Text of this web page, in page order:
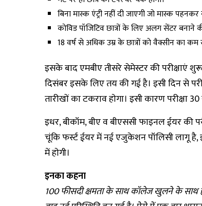
बिना मास्क एंट्री नहीं दी जाएगी जाे मास्क
काेविड पॉजिटिव छात्रों के लिए अलग सेंटर
18 वर्ष से अधिक उम्र के छात्राें काे वैक्सीन का कम
इसके बाद एमबीए तीसरे सेमेस्टर की परीक्षाएं शुरू
दिसंबर इसके लिए तय की गई है। इसी दिन से
तारीखों का टकराव हाेगा। इसी कारण परीक्षा
इधर, बीकॉम, बीए व बीएससी फाइनल ईयर की
चूंकि फर्स्ट ईयर में नई एजुकेशन पॉलिसी लागू है,
में हाेगी।
इनका कहना
100 फीसदी क्षमता के साथ कॉलेज खुलने के साथ